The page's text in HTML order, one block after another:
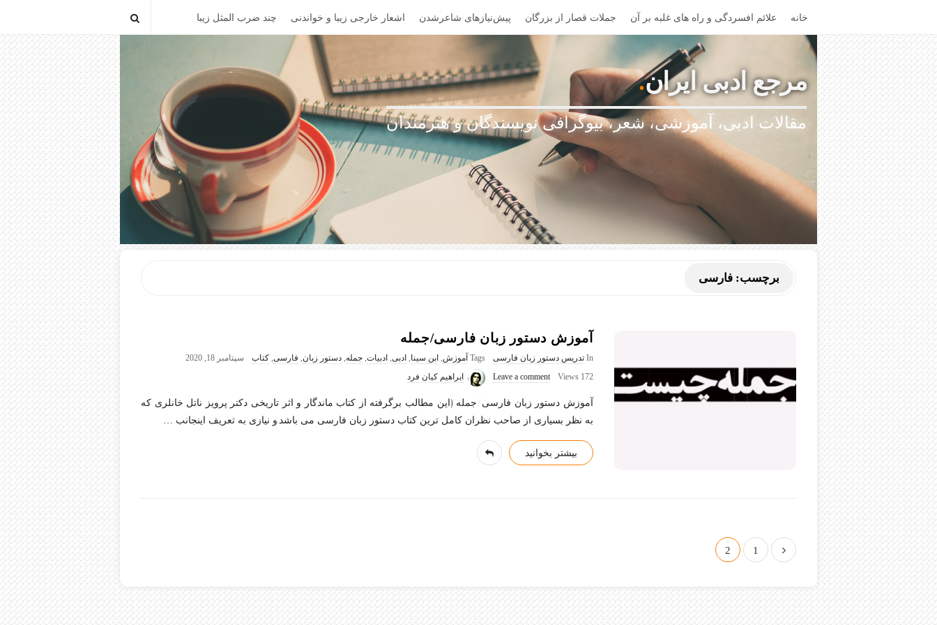
خانه علائم افسردگی و راه های غلبه بر آن جملات قصار از بزرگان پیش‌نیازهای شاعرشدن اشعار خارجی زیبا و خواندنی چند ضرب المثل زیبا
مرجع ادبی ایران.
مقالات ادبی، آموزشی، شعر، بیوگرافی نویسندگان و هنرمندان
برچسب: فارسی
آموزش دستور زبان فارسی/جمله
In تدریس دستور زبان فارسی Tags آموزش, ابن سینا, ادبی, ادبیات, جمله, دستور زبان, فارسی, کتاب سپتامبر 18, 2020
172 Views
Leave a comment ابراهیم کیان فرد
آموزش دستور زبان فارسی/جمله (این مطالب برگرفته از کتاب ماندگار و اثر تاریخی دکتر پرویز ناتل خانلری که
به نظر بسیاری از صاحب نظران کامل ترین کتاب دستور زبان فارسی می باشد.و نیازی به تعریف اینجانب
بیشتر بخوانید
ص
ف
ح
ه‌
ب
1
2